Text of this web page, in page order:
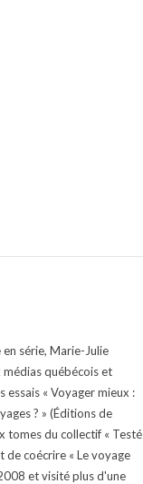
série, Marie-Julie
québécois et
essais « Voyager mieux :
? » (Éditions de
tomes du collectif « Testé
coécrire « Le voyage
et visité plus d'une